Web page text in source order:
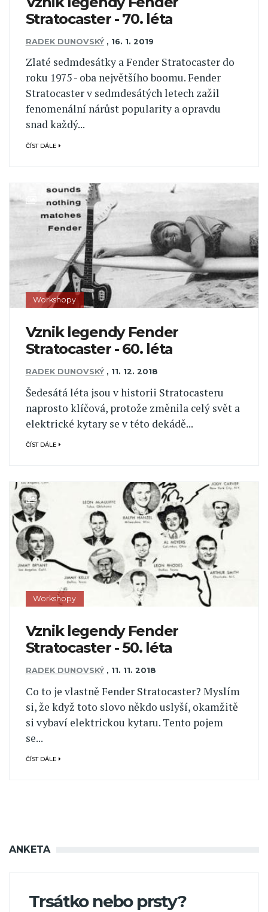
Stratocaster - 70. léta
RADEK DUNOVSKÝ , 16. 1. 2019
Zlaté sedmdesátky a Fender Stratocaster do
roku 1975 - oba největšího boomu. Fender
Stratocaster v sedmdesátých letech zažil
fenomenální nárůst popularity a opravdu
snad každý...
ČÍST DÁLE
Workshopy
Vznik legendy Fender
Stratocaster - 60. léta
RADEK DUNOVSKÝ , 11. 12. 2018
Šedesátá léta jsou v historii Stratocasteru
naprosto klíčová, protože změnila celý svět a
elektrické kytary se v této dekádě...
ČÍST DÁLE
Workshopy
Vznik legendy Fender
Stratocaster - 50. léta
RADEK DUNOVSKÝ , 11. 11. 2018
Co to je vlastně Fender Stratocaster? Myslím
si, že když toto slovo někdo uslyší, okamžitě
si vybaví elektrickou kytaru. Tento pojem
se...
ČÍST DÁLE
ANKETA
Trsátko nebo prsty?